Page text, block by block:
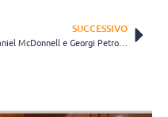
SUCCESSIVO
Daniel McDonnell e Georgi Petrov rinforzano lo Chaumont